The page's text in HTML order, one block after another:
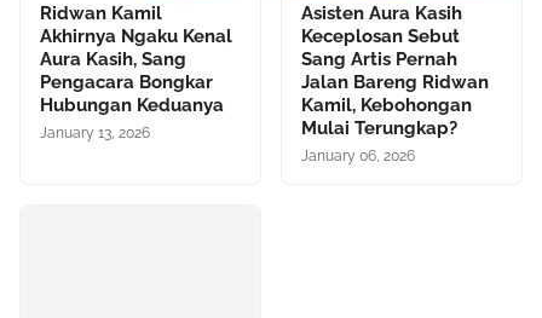
Ridwan Kamil
Akhirnya Ngaku Kenal
Aura Kasih, Sang
Pengacara Bongkar
Hubungan Keduanya
January 13, 2026
Asisten Aura Kasih
Keceplosan Sebut
Sang Artis Pernah
Jalan Bareng Ridwan
Kamil, Kebohongan
Mulai Terungkap?
January 06, 2026